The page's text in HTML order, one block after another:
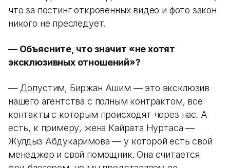
что за постинг откровенных видео и фото закон
никого не преследует.
— Объясните, что значит «не хотят
эксклюзивных отношений»?
— Допустим, Биржан Ашим — это эксклюзив
нашего агентства с полным контрактом, все
контакты с которым происходят через нас. А
есть, к примеру, жена Кайрата Нуртаса —
Жулдыз Абдукаримова — у которой есть свой
менеджер и свой помощник. Она считается